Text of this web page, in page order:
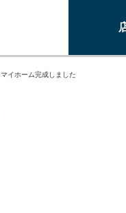
マイホーム完成しました